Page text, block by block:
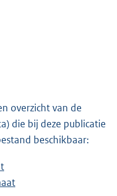
overzicht van de
die bij deze publicatie
beschikbaar:
e